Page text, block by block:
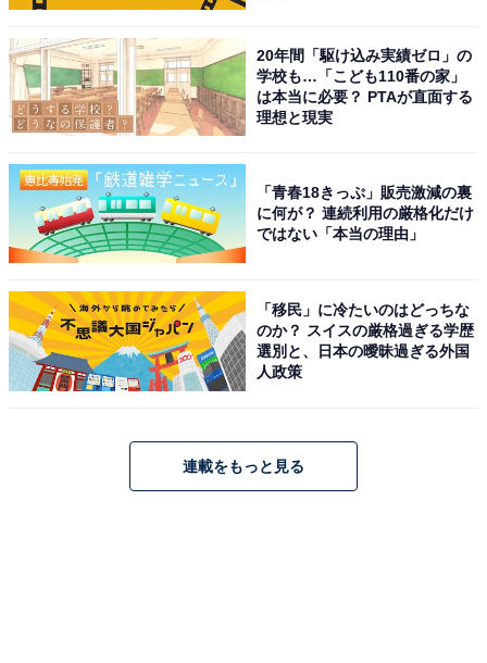
次ページ 正解を見る
20年間「駆け込み実績ゼロ」の
学校も…「こども110番の家」
は本当に必要？ PTAが直面する
理想と現実
「青春18きっぷ」販売激減の裏
に何が？ 連続利用の厳格化だけ
ではない「本当の理由」
「移民」に冷たいのはどっちな
のか？ スイスの厳格過ぎる学歴
選別と、日本の曖昧過ぎる外国
人政策
連載をもっと見る